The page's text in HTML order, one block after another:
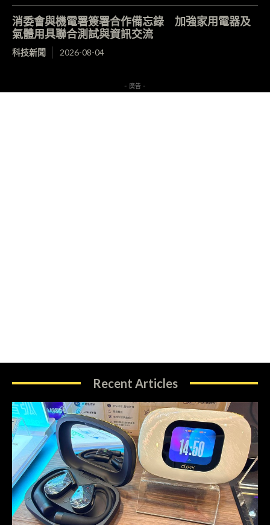
消委會與機電署簽署合作備忘錄 加強家用電器及
氣體用具聯合測試與資訊交流
科技新聞 2026-08-04
- 廣告 -
Recent Articles